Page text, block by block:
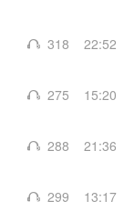
318 22:52
275 15:20
288 21:36
299 13:17